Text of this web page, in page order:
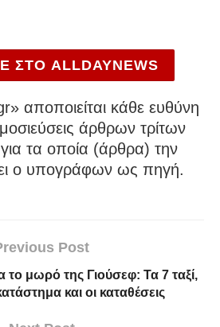
ΣΤΟ ALLDAYNEWS
αποποιείται κάθε ευθύνη
άρθρων τρίτων
τα οποία (άρθρα) την
ο υπογράφων ως πηγή.
Post
το μωρό της Γιούσεφ: Τα 7 ταξί,
και οι καταθέσεις